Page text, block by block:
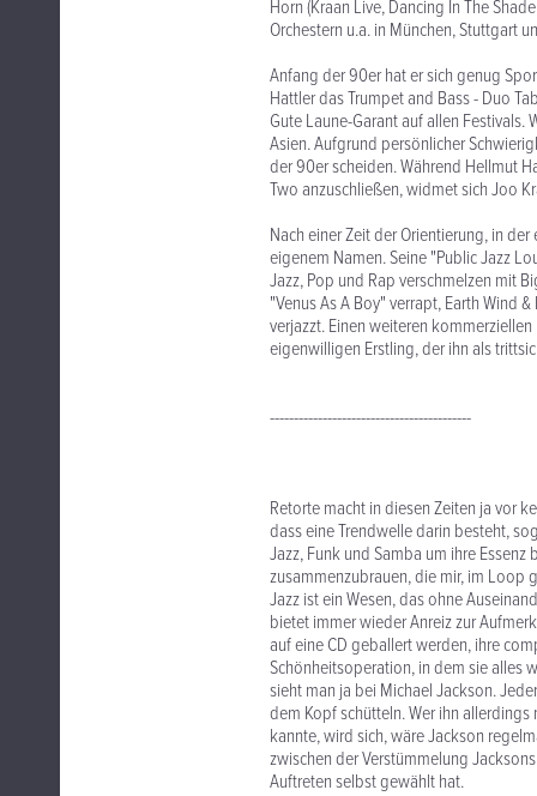
Horn (Kraan Live, Dancing In The
Orchestern u.a. in München, Stuttgart
Anfang der 90er hat er sich genug
Hattler das Trumpet and Bass - Duo
Gute Laune-Garant auf allen
Asien. Aufgrund persönlicher
der 90er scheiden. Während Hellmut
Two anzuschließen, widmet sich Joo
Nach einer Zeit der Orientierung, in
eigenem Namen. Seine "Public Jazz
Jazz, Pop und Rap verschmelzen mit
"Venus As A Boy" verrapt, Earth Wind
verjazzt. Einen weiteren
eigenwilligen Erstling, der ihn als
------------------------------------------
Retorte macht in diesen Zeiten ja vor
dass eine Trendwelle darin besteht,
Jazz, Funk und Samba um ihre
zusammenzubrauen, die mir, im Loop
Jazz ist ein Wesen, das ohne
bietet immer wieder Anreiz zur
auf eine CD geballert werden, ihre
Schönheitsoperation, in dem sie alles
sieht man ja bei Michael Jackson.
dem Kopf schütteln. Wer ihn
kannte, wird sich, wäre Jackson
zwischen der Verstümmelung
Auftreten selbst gewählt hat.